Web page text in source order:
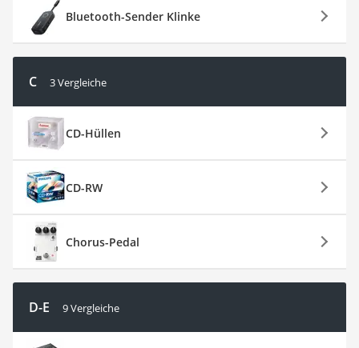
Bluetooth-Sender Klinke
C 3 Vergleiche
CD-Hüllen
CD-RW
Chorus-Pedal
D-E 9 Vergleiche